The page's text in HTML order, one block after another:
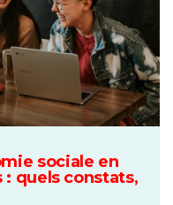
sociale en
: quels constats,